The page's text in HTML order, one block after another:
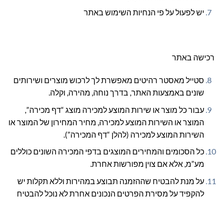
יש לפעול על פי הנחיות השימוש באתר
רכישה באתר
סטייל מאסטר רהיטים מאפשרת לך לרכוש מוצרים ושירותים
שונים באמצעות האתר, בדרך נוחה, מהירה, וקלה.
עבור כל מוצר או שירות המוצע למכירה מוצג “דף מכירה”,
המוצר או השירות המוצע למכירה, מחיר המחירון של המוצר או
השירות המוצע למכירה (להלן “דף המכירה”).
כל הסכומים והמחירים המוצגים בדפי המכירה השונים כוללים
מע”מ, אלא אם צוין מפורשות אחרת.
על מנת להבטיח שההזמנה תבוצע במהירות וללא תקלות יש
להקפיד על מסירת הפרטים הנכונים אחרת לא נוכל להבטיח